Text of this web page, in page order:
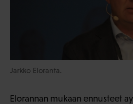
Jarkko Eloranta.
Elorannan mukaan ennusteet